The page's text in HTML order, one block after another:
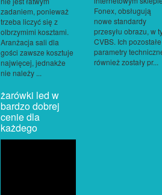
zadaniem, ponieważ
trzeba liczyć się z
olbrzymimi kosztami.
Aranżacja sali dla
gości zawsze kosztuje
najwięcej, jednakże
nie należy ...
Fonex, obsługują
nowe standardy
przesyłu obrazu, w
CVBS. Ich pozostałe
parametry
również zostały pr...
żarówki led w
bardzo dobrej
cenie dla
każdego